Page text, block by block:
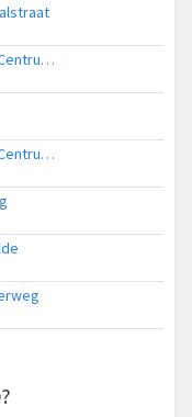
Lifeliner 4 naar Universitair Medisch Centrum Groningen
Lifeliner 4 naar Universitair Medisch Centrum Groningen